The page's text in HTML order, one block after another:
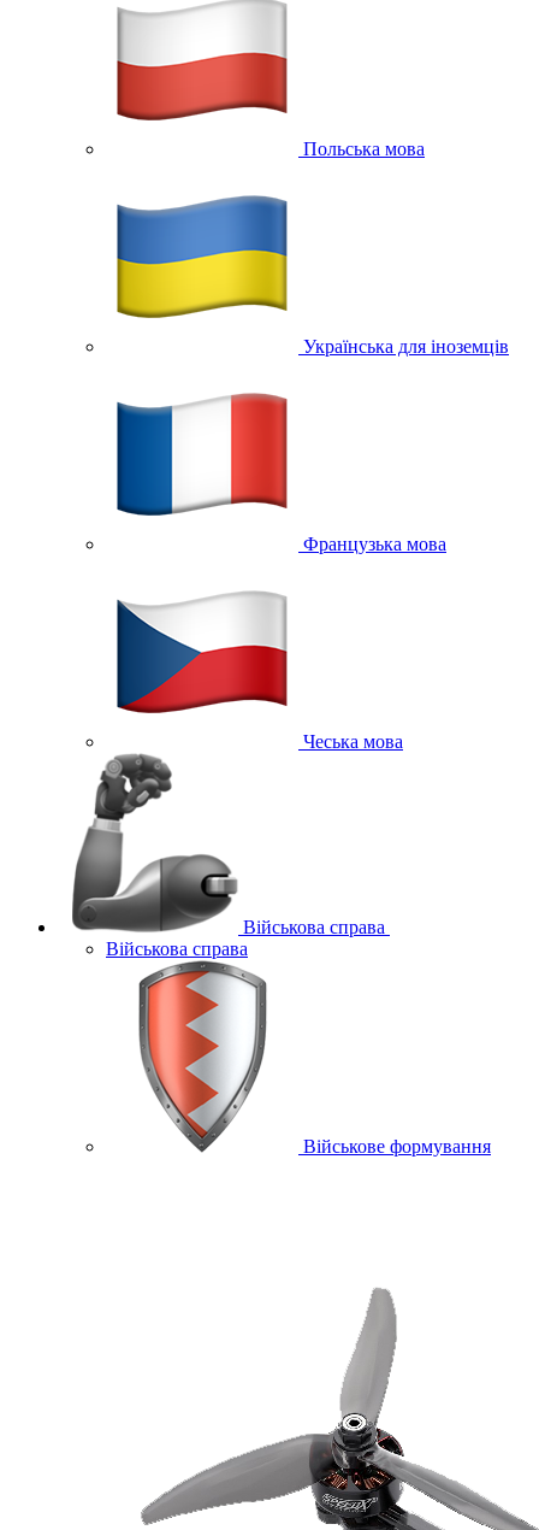
Польська мова
Українська для іноземців
Французька мова
Чеська мова
Військова справа
Військова справа
Військове формування